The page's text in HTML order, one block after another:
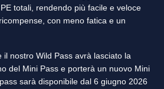
totali, rendendo più facile e veloce
con meno fatica e un
il nostro Wild Pass avrà lasciato la
del Mini Pass e porterà un nuovo Mini
sarà disponibile dal 6 giugno 2026